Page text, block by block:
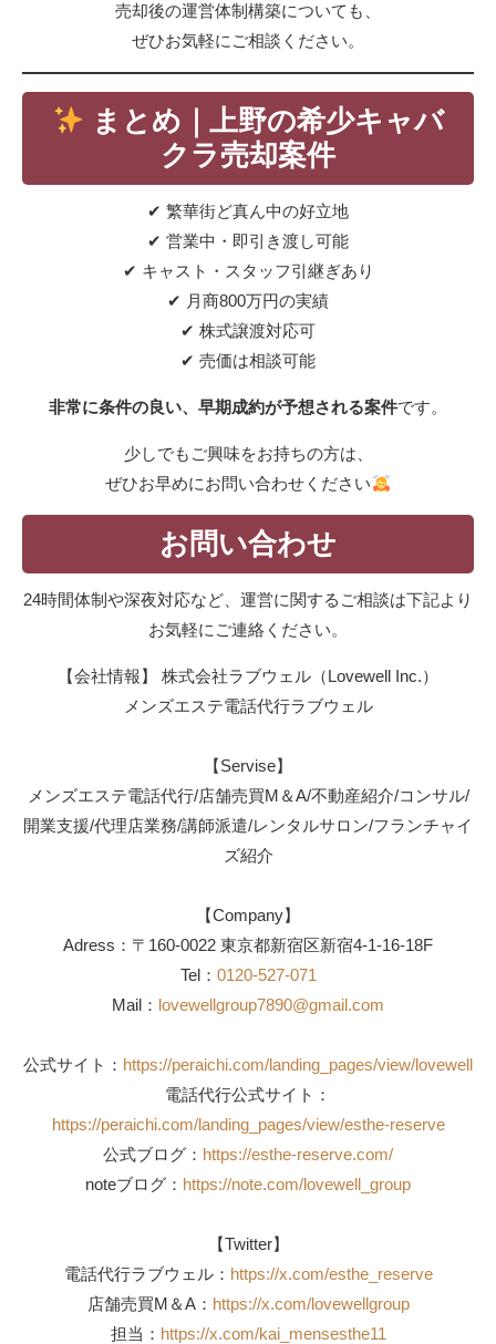
売却後の運営体制構築についても、
ぜひお気軽にご相談ください。
まとめ｜上野の希少キャバ
クラ売却案件
✔ 繁華街ど真ん中の好立地
✔ 営業中・即引き渡し可能
✔ キャスト・スタッフ引継ぎあり
✔ 月商800万円の実績
✔ 株式譲渡対応可
✔ 売価は相談可能
非常に条件の良い、早期成約が予想される案件です。
少しでもご興味をお持ちの方は、
ぜひお早めにお問い合わせください
お問い合わせ
24時間体制や深夜対応など、運営に関するご相談は下記より
お気軽にご連絡ください。
【会社情報】 株式会社ラブウェル（Lovewell Inc.）
メンズエステ電話代行ラブウェル
【Servise】
メンズエステ電話代行/店舗売買M＆A/不動産紹介/コンサル/
開業支援/代理店業務/講師派遣/レンタルサロン/フランチャイ
ズ紹介
【Company】
Adress：〒160-0022 東京都新宿区新宿4-1-16-18F
Tel： 0120-527-071
Mail： lovewellgroup7890@gmail.com
公式サイト： https://peraichi.com/landing_pages/view/lovewell
電話代行公式サイト：
https://peraichi.com/landing_pages/view/esthe-reserve
公式ブログ： https://esthe-reserve.com/
noteブログ： https://note.com/lovewell_group
【Twitter】
電話代行ラブウェル： https://x.com/esthe_reserve
店舗売買M＆A： https://x.com/lovewellgroup
担当： https://x.com/kai_mensesthe11